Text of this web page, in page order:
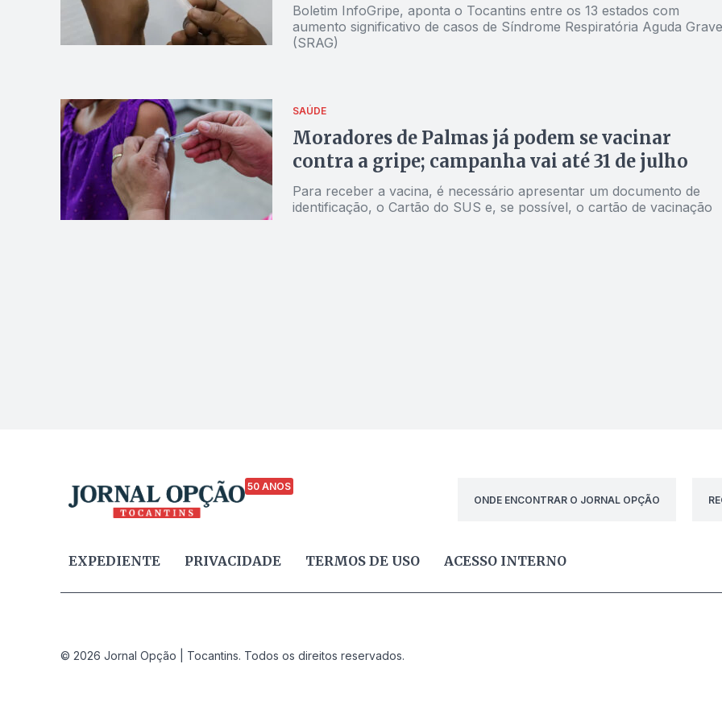
Boletim InfoGripe, aponta o Tocantins entre os 13 estados com
aumento significativo de casos de Síndrome Respiratória Aguda Grave
(SRAG)
SAÚDE
Moradores de Palmas já podem se vacinar
contra a gripe; campanha vai até 31 de julho
Para receber a vacina, é necessário apresentar um documento de
identificação, o Cartão do SUS e, se possível, o cartão de vacinação
50 ANOS
ONDE ENCONTRAR O JORNAL OPÇÃO
EXPEDIENTE PRIVACIDADE TERMOS DE USO ACESSO INTERNO
© 2026 Jornal Opção | Tocantins. Todos os direitos reservados.